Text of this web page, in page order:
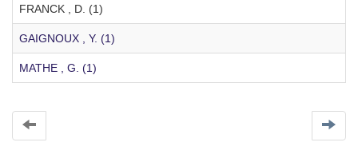
FRANCK , D. (1)
GAIGNOUX , Y. (1)
MATHE , G. (1)